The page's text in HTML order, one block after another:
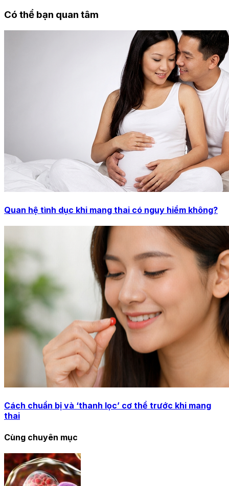
Có thể bạn quan tâm
Quan hệ tình dục khi mang thai có nguy hiểm không?
Cách chuẩn bị và ‘thanh lọc’ cơ thể trước khi mang
thai
Cùng chuyên mục